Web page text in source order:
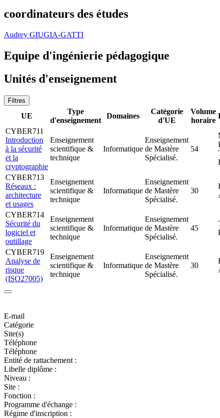
coordinateurs des études
Audrey GIUGIA-GATTI
Equipe d'ingénierie pédagogique
Unités d'enseignement
Filtres
UE
Type
d'enseignement
Domaines
Catégorie
d'UE
Volume
horaire
CYBER711
Introduction
à la sécurité
et la
cryptographie
Enseignement
scientifique &
technique
Informatique
Enseignement
de Mastère
Spécialisé.
54
CYBER713
Réseaux :
architecture
et usages
Enseignement
scientifique &
technique
Informatique
Enseignement
de Mastère
Spécialisé.
30
CYBER714
Sécurité du
logiciel et
outillage
Enseignement
scientifique &
technique
Informatique
Enseignement
de Mastère
Spécialisé.
45
CYBER719
Analyse de
risque
(ISO27005)
Enseignement
scientifique &
technique
Informatique
Enseignement
de Mastère
Spécialisé.
30
E-mail
Catégorie
Site(s)
Téléphone
Téléphone
Entité de rattachement :
Libelle diplôme :
Niveau :
Site :
Fonction :
Programme d'échange :
Régime d'inscription :